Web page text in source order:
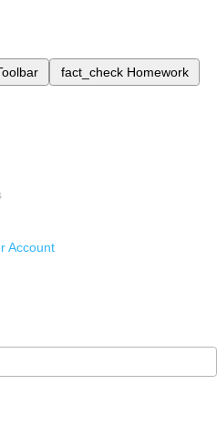
fact_check Homework
Account